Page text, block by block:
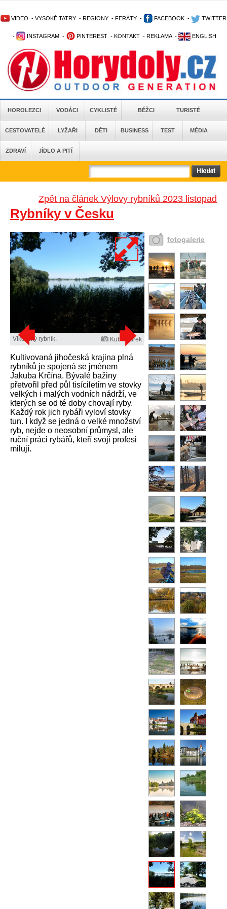
VIDEO - VYSOKÉ TATRY - REGIONY - FERÁTY - FACEBOOK - TWITTER
- INSTAGRAM - PINTEREST - KONTAKT - REKLAMA - ENGLISH
HOROLEZCI VODÁCI CYKLISTÉ BĚŽCI TURISTÉ
CESTOVATELÉ LYŽAŘI DĚTI BUSINESS TEST MÉDIA
ZDRAVÍ JÍDLO A PITÍ
Zpět na článek Výlovy rybníků 2023 listopad
Rybníky v Česku
Vlkovský rybník. Kuba Turek
Kultivovaná jihočeská krajina plná
rybníků je spojená se jménem
Jakuba Krčína. Bývalé bažiny
přetvořil před půl tisíciletím ve stovky
velkých i malých vodních nádrží, ve
kterých se od té doby chovají ryby.
Každý rok jich rybáři vyloví stovky
tun. I když se jedná o velké množství
ryb, nejde o neosobní průmysl, ale
ruční práci rybářů, kteří svoji profesi
milují.
fotogalerie